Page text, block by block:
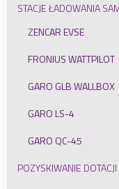
STACJE ŁADOWANIA
ZENCAR EVSE
FRONIUS WATTPILOT
GARO GLB WALLBOX
GARO LS-4
GARO QC-45
POZYSKIWANIE DOTACJI